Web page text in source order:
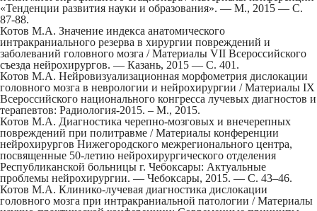
«Тенденции развития науки и образования». — М., 2015 — С.
87-88.
Котов М.А. Значение индекса анатомического
интракраниального резерва в хирургии повреждений и
заболеваний головного мозга / Материалы VII Всероссийского
съезда нейрохирургов. — Казань, 2015 — С. 401.
Котов М.А. Нейровизуализационная морфометрия дислокации
головного мозга в неврологии и нейрохирургии / Материалы IX
Всероссийского национального конгресса лучевых диагностов и
терапевтов: Радиология-2015. – М., 2015.
Котов М.А. Диагностика черепно-мозговых и внечерепных
повреждений при политравме / Материалы конференции
нейрохирургов Нижегородского межрегионального центра,
посвященные 50-летию нейрохирургического отделения
Республиканской больницы г. Чебоксары: Актуальные
проблемы нейрохирургии. — Чебоксары, 2015. — С. 43–46.
Котов М.А. Клинико-лучевая диагностика дислокации
головного мозга при интракраниальной патологии / Материалы